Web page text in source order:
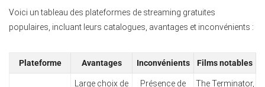
Voici un tableau des plateformes de streaming gratuites
populaires, incluant leurs catalogues, avantages et inconvénients :
Plateforme Avantages Inconvénients Films notables
Large choix de
Présence de
The Terminator,